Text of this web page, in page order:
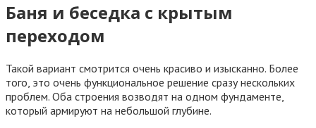
Баня и беседка с крытым
переходом
Такой вариант смотрится очень красиво и изысканно. Более
того, это очень функциональное решение сразу нескольких
проблем. Оба строения возводят на одном фундаменте,
который армируют на небольшой глубине.